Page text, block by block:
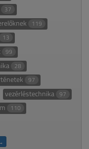
37
119
13
99
28
97
vezérléstechnika 97
110